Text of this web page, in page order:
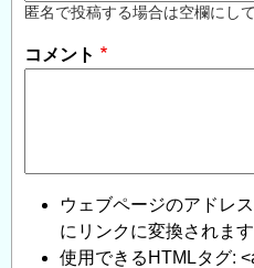
匿名で投稿する場合は空欄にし
コメント
ウェブページのアドレ
にリンクに変換されます
使用できるHTMLタグ: